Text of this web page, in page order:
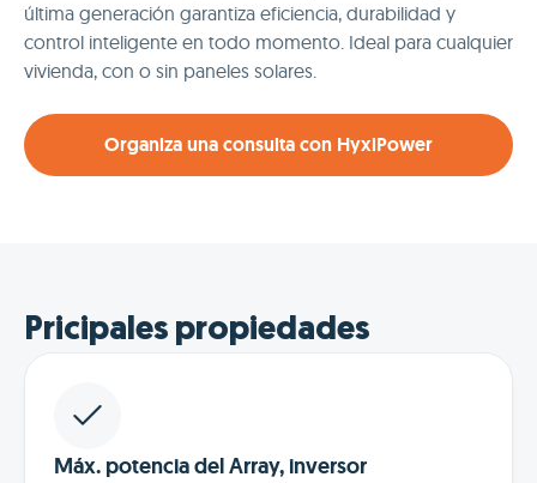
última generación garantiza eficiencia, durabilidad y
control inteligente en todo momento. Ideal para cualquier
vivienda, con o sin paneles solares.
Organiza una consulta con HyxiPower
Pricipales propiedades
Máx. potencia del Array, inversor